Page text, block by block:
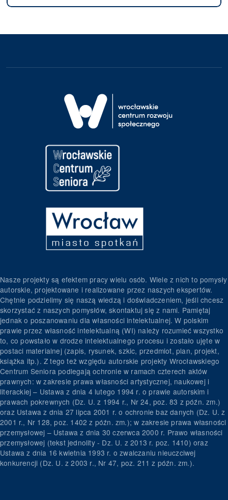
Nasze projekty są efektem pracy wielu osób. Wiele z nich to pomysły
autorskie, projektowane i realizowane przez naszych ekspertów.
Chętnie podzielimy się naszą wiedzą i doświadczeniem, jeśli chcesz
skorzystać z naszych pomysłów, skontaktuj się z nami. Pamiętaj
jednak o poszanowaniu dla własności intelektualnej. W polskim
prawie przez własność intelektualną (WI) należy rozumieć wszystko
to, co powstało w drodze intelektualnego procesu i zostało ujęte w
postaci materialnej (zapis, rysunek, szkic, przedmiot, plan, projekt,
książka itp.). Z tego też względu autorskie projekty Wrocławskiego
Centrum Seniora podlegają ochronie w ramach czterech aktów
prawnych: w zakresie prawa własności artystycznej, naukowej i
literackiej – Ustawa z dnia 4 lutego 1994 r. o prawie autorskim i
prawach pokrewnych (Dz. U. z 1994 r., Nr 24, poz. 83 z późn. zm.)
oraz Ustawa z dnia 27 lipca 2001 r. o ochronie baz danych (Dz. U. z
2001 r., Nr 128, poz. 1402 z późn. zm.); w zakresie prawa własności
przemysłowej – Ustawa z dnia 30 czerwca 2000 r. Prawo własności
przemysłowej (tekst jednolity - Dz. U. z 2013 r. poz. 1410) oraz
Ustawa z dnia 16 kwietnia 1993 r. o zwalczaniu nieuczciwej
konkurencji (Dz. U. z 2003 r., Nr 47, poz. 211 z późn. zm.).